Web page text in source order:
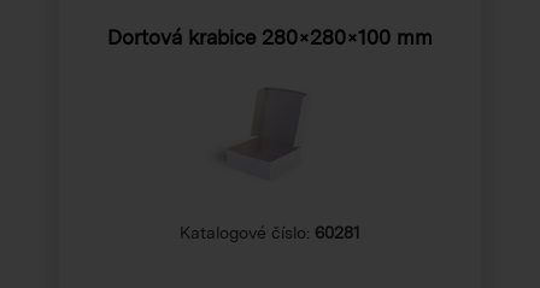
Dortová krabice 280×280×100 mm
Katalogové číslo: 60281